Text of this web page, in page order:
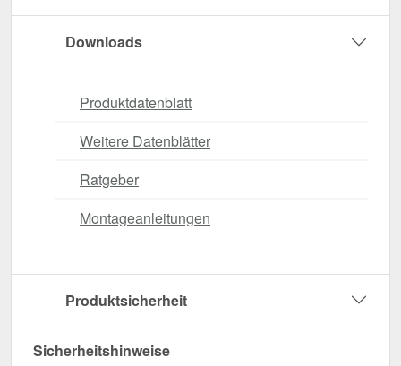
Downloads
Produktdatenblatt
Weitere Datenblätter
Ratgeber
Montageanleitungen
Produktsicherheit
Sicherheitshinweise